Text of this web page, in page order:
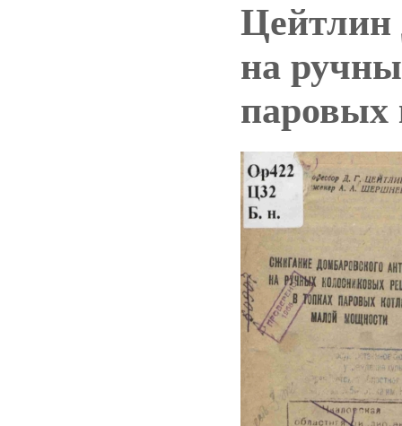
Цейтлин
на
паровых